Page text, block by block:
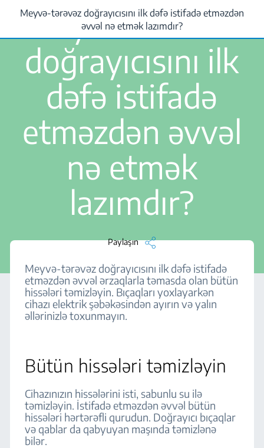
Meyvə-tərəvəz doğrayıcısını ilk dəfə istifadə etməzdən əvvəl nə etmək
Meyvə-tərəvəz
doğrayıcısını ilk
dəfə istifadə
etməzdən əvvəl
nə etmək
lazımdır?
Paylaşın
Meyvə-tərəvəz doğrayıcısını ilk dəfə istifadə etməzdən
əvvəl nə etmək lazımdır?
Meyvə-tərəvəz doğrayıcısını ilk dəfə istifadə
etməzdən əvvəl ərzaqlarla təmasda olan bütün
hissələri təmizləyin. Bıçaqları yoxlayarkən
cihazı elektrik şəbəkəsindən ayırın və yalın
əllərinizlə toxunmayın.
Bütün hissələri təmizləyin
Cihazınızın hissələrini isti, sabunlu su ilə
təmizləyin. İstifadə etməzdən əvvəl bütün
hissələri hərtərəfli qurudun. Doğrayıcı bıçaqlar
və qablar da qabyuyan maşında təmizlənə
bilər.